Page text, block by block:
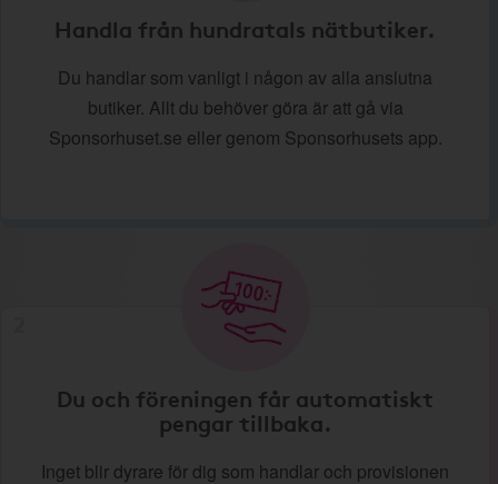
Handla från hundratals nätbutiker.
Du handlar som vanligt i någon av alla anslutna
butiker. Allt du behöver göra är att gå via
Sponsorhuset.se eller genom Sponsorhusets app.
Du och föreningen får automatiskt
pengar tillbaka.
Inget blir dyrare för dig som handlar och provisionen